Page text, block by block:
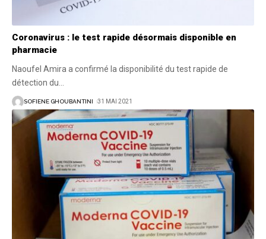
Coronavirus : le test rapide désormais disponible en
pharmacie
Naoufel Amira a confirmé la disponibilité du test rapide de
détection du
SOFIENE GHOUBANTINI 31 MAI 2021